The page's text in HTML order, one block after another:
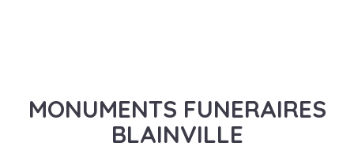
MONUMENTS FUNERAIRES
BLAINVILLE